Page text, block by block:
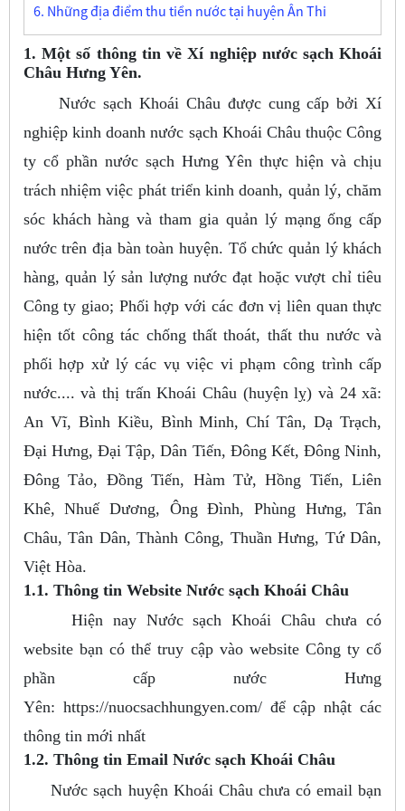
6. Những địa điểm thu tiền nước tại huyện Ân Thi
1. Một số thông tin về Xí nghiệp nước sạch Khoái
Châu Hưng Yên.
Nước sạch Khoái Châu được cung cấp bởi Xí
nghiệp kinh doanh nước sạch Khoái Châu thuộc Công
ty cổ phần nước sạch Hưng Yên thực hiện và chịu
trách nhiệm việc phát triển kinh doanh, quản lý, chăm
sóc khách hàng và tham gia quản lý mạng ống cấp
nước trên địa bàn toàn huyện. Tổ chức quản lý khách
hàng, quản lý sản lượng nước đạt hoặc vượt chỉ tiêu
Công ty giao; Phối hợp với các đơn vị liên quan thực
hiện tốt công tác chống thất thoát, thất thu nước và
phối hợp xử lý các vụ việc vi phạm công trình cấp
nước.... và thị trấn Khoái Châu (huyện lỵ) và 24 xã:
An Vĩ, Bình Kiều, Bình Minh, Chí Tân, Dạ Trạch,
Đại Hưng, Đại Tập, Dân Tiến, Đông Kết, Đông Ninh,
Đông Tảo, Đồng Tiến, Hàm Tử, Hồng Tiến, Liên
Khê, Nhuế Dương, Ông Đình, Phùng Hưng, Tân
Châu, Tân Dân, Thành Công, Thuần Hưng, Tứ Dân,
Việt Hòa.
1.1. Thông tin Website Nước sạch Khoái Châu
Hiện nay Nước sạch Khoái Châu chưa có
website bạn có thể truy cập vào website Công ty cổ
phần cấp nước Hưng
Yên: https://nuocsachhungyen.com/ để cập nhật các
thông tin mới nhất
1.2. Thông tin Email Nước sạch Khoái Châu
Nước sạch huyện Khoái Châu chưa có email bạn